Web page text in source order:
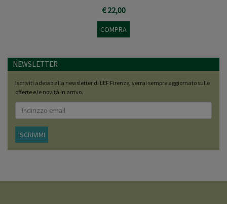
€ 22,00
COMPRA
NEWSLETTER
Iscriviti adesso alla newsletter di LEF Firenze, verrai sempre aggiornato sulle
offerte e le novità in arrivo.
ISCRIVIMI